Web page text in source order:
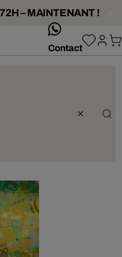
– MAINTENANT !
Contact